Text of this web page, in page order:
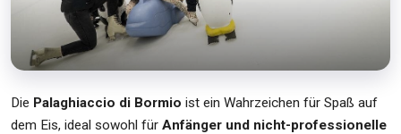
Die Palaghiaccio di Bormio ist ein Wahrzeichen für Spaß auf
dem Eis, ideal sowohl für Anfänger und nicht-professionelle